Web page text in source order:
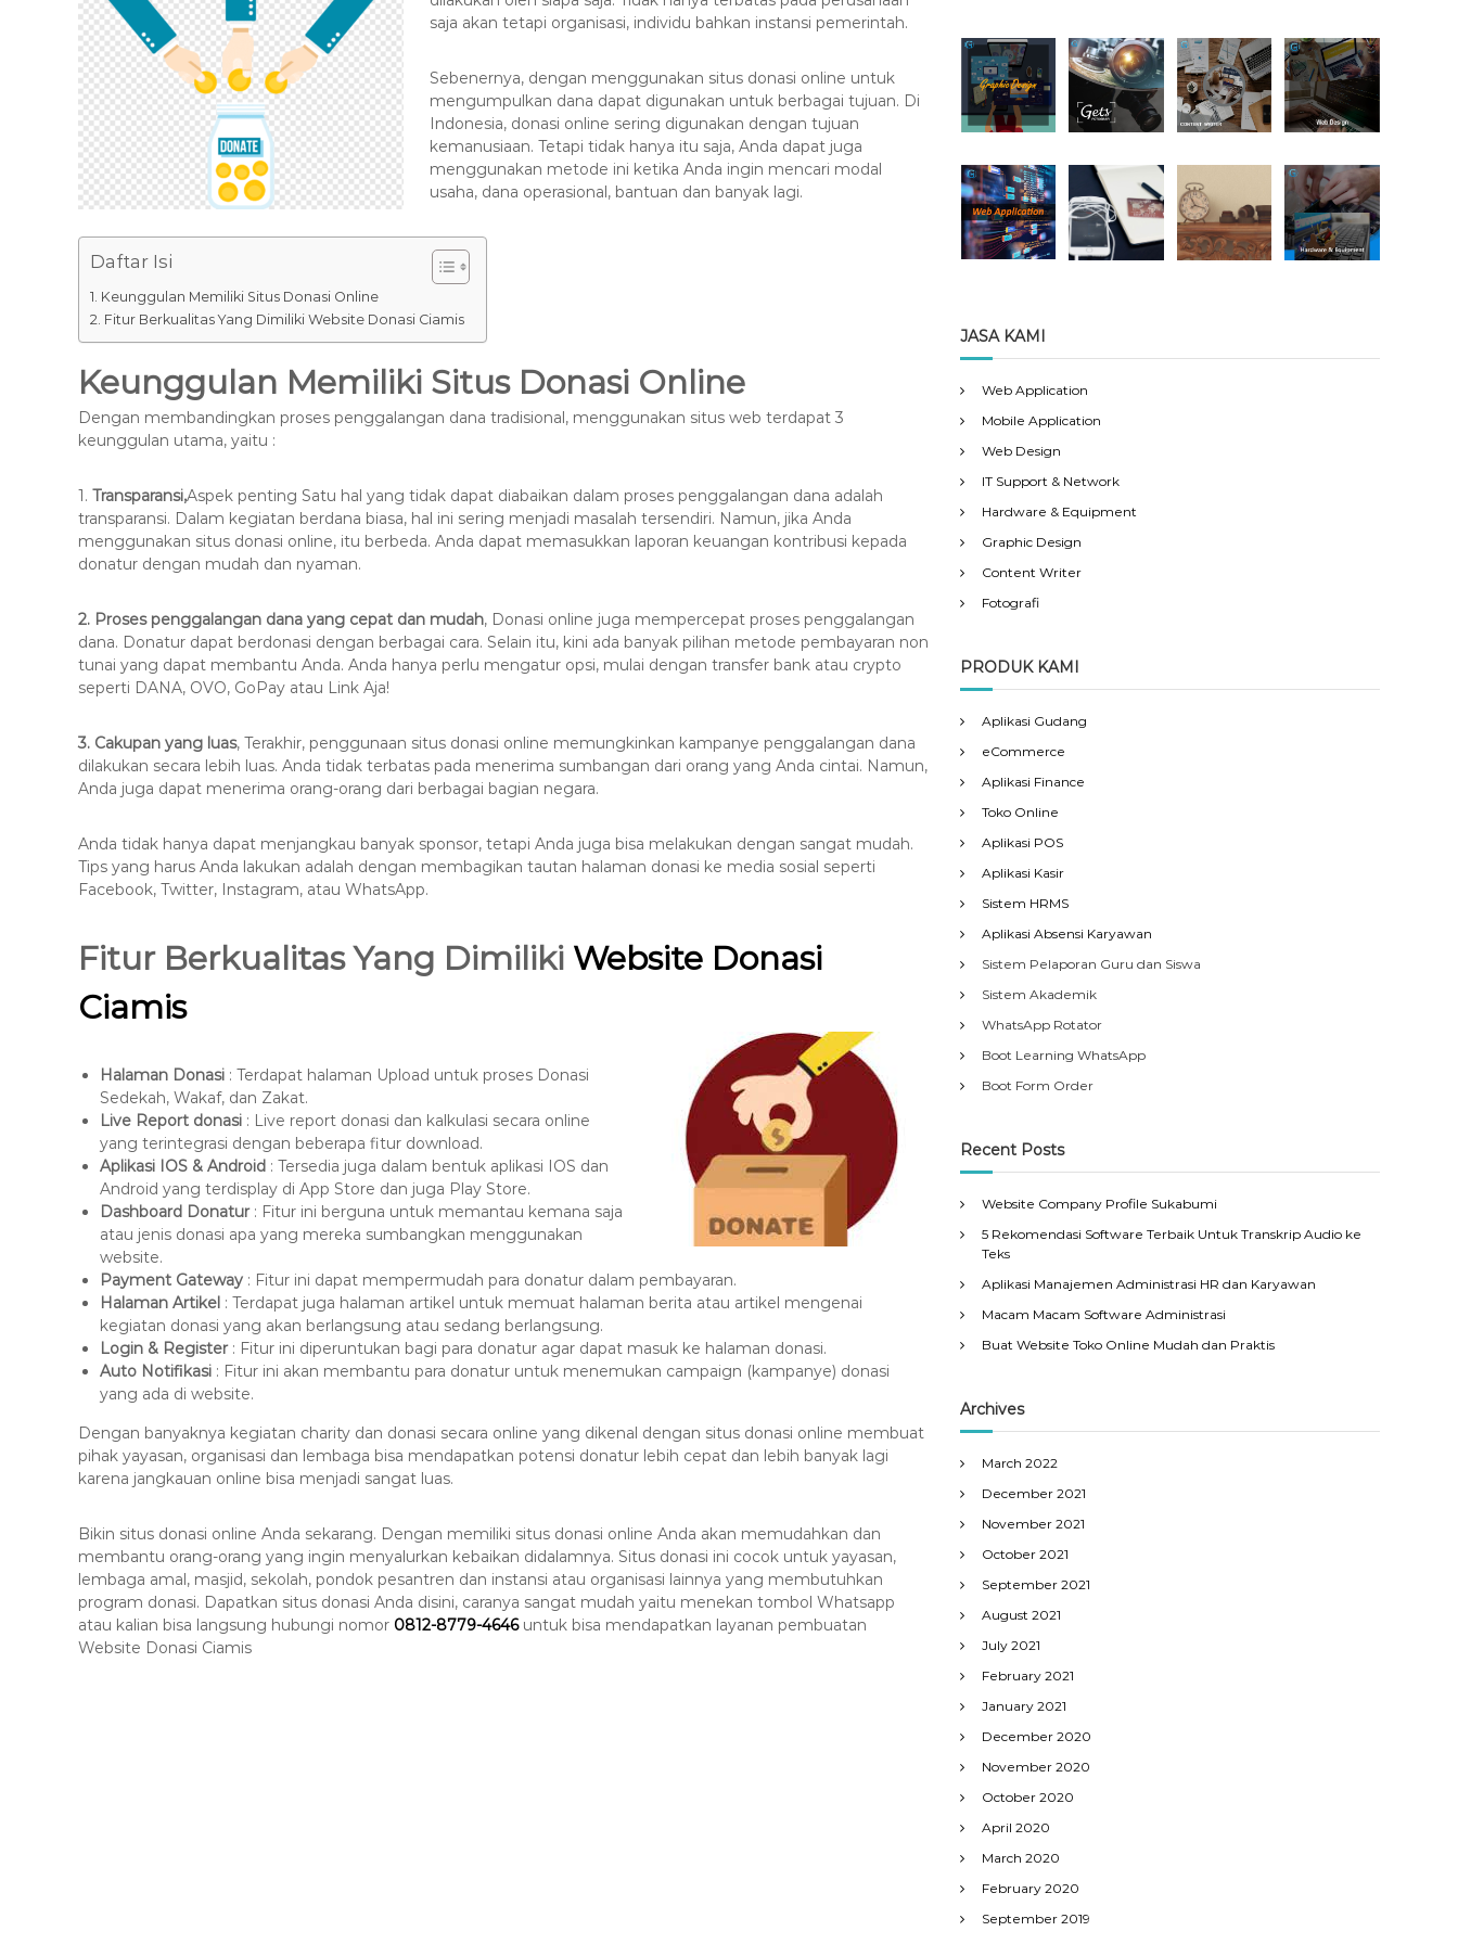
k
a
s
i
T
e
r
b
i
H
u
b
0
8
1
8
7
7
-
4
6
4
saja akan tetapi organisasi, individu bahkan instansi pemerintah.
Sebenernya, dengan menggunakan situs donasi online untuk
mengumpulkan dana dapat digunakan untuk berbagai tujuan. Di
Indonesia, donasi online sering digunakan dengan tujuan
kemanusiaan. Tetapi tidak hanya itu saja, Anda dapat juga
menggunakan metode ini ketika Anda ingin mencari modal
usaha, dana operasional, bantuan dan banyak lagi.
Daftar Isi
Keunggulan Memiliki Situs Donasi Online
Fitur Berkualitas Yang Dimiliki Website Donasi Ciamis
Keunggulan Memiliki Situs Donasi Online
Dengan membandingkan proses penggalangan dana tradisional, menggunakan situs web terdapat 3
keunggulan utama, yaitu :
1. Transparansi,Aspek penting Satu hal yang tidak dapat diabaikan dalam proses penggalangan dana adalah
transparansi. Dalam kegiatan berdana biasa, hal ini sering menjadi masalah tersendiri. Namun, jika Anda
menggunakan situs donasi online, itu berbeda. Anda dapat memasukkan laporan keuangan kontribusi kepada
donatur dengan mudah dan nyaman.
2. Proses penggalangan dana yang cepat dan mudah, Donasi online juga mempercepat proses penggalangan
dana. Donatur dapat berdonasi dengan berbagai cara. Selain itu, kini ada banyak pilihan metode pembayaran non
tunai yang dapat membantu Anda. Anda hanya perlu mengatur opsi, mulai dengan transfer bank atau crypto
seperti DANA, OVO, GoPay atau Link Aja!
3. Cakupan yang luas, Terakhir, penggunaan situs donasi online memungkinkan kampanye penggalangan dana
dilakukan secara lebih luas. Anda tidak terbatas pada menerima sumbangan dari orang yang Anda cintai. Namun,
Anda juga dapat menerima orang-orang dari berbagai bagian negara.
Anda tidak hanya dapat menjangkau banyak sponsor, tetapi Anda juga bisa melakukan dengan sangat mudah.
Tips yang harus Anda lakukan adalah dengan membagikan tautan halaman donasi ke media sosial seperti
Facebook, Twitter, Instagram, atau WhatsApp.
Fitur Berkualitas Yang Dimiliki Website Donasi
Ciamis
Halaman Donasi : Terdapat halaman Upload untuk proses Donasi
Sedekah, Wakaf, dan Zakat.
Live Report donasi : Live report donasi dan kalkulasi secara online
yang terintegrasi dengan beberapa fitur download.
Aplikasi IOS & Android : Tersedia juga dalam bentuk aplikasi IOS dan
Android yang terdisplay di App Store dan juga Play Store.
Dashboard Donatur: Fitur ini berguna untuk memantau kemana saja
atau jenis donasi apa yang mereka sumbangkan menggunakan
website.
Payment Gateway : Fitur ini dapat mempermudah para donatur dalam pembayaran.
Halaman Artikel : Terdapat juga halaman artikel untuk memuat halaman berita atau artikel mengenai
kegiatan donasi yang akan berlangsung atau sedang berlangsung.
Login & Register: Fitur ini diperuntukan bagi para donatur agar dapat masuk ke halaman donasi.
Auto Notifikasi : Fitur ini akan membantu para donatur untuk menemukan campaign (kampanye) donasi
yang ada di website.
Dengan banyaknya kegiatan charity dan donasi secara online yang dikenal dengan situs donasi online membuat
pihak yayasan, organisasi dan lembaga bisa mendapatkan potensi donatur lebih cepat dan lebih banyak lagi
karena jangkauan online bisa menjadi sangat luas.
Bikin situs donasi online Anda sekarang. Dengan memiliki situs donasi online Anda akan memudahkan dan
membantu orang-orang yang ingin menyalurkan kebaikan didalamnya. Situs donasi ini cocok untuk yayasan,
lembaga amal, masjid, sekolah, pondok pesantren dan instansi atau organisasi lainnya yang membutuhkan
program donasi. Dapatkan situs donasi Anda disini, caranya sangat mudah yaitu menekan tombol Whatsapp
atau kalian bisa langsung hubungi nomor 0812-8779-4646untuk bisa mendapatkan layanan pembuatan
Website Donasi Ciamis
JASA KAMI
Web Application
Mobile Application
Web Design
IT Support & Network
Hardware & Equipment
Graphic Design
Content Writer
Fotografi
PRODUK KAMI
Aplikasi Gudang
eCommerce
Aplikasi Finance
Toko Online
Aplikasi POS
Aplikasi Kasir
Sistem HRMS
Aplikasi Absensi Karyawan
Sistem Pelaporan Guru dan Siswa
Sistem Akademik
WhatsApp Rotator
Boot Learning WhatsApp
Boot Form Order
Recent Posts
Website Company Profile Sukabumi
5 Rekomendasi Software Terbaik Untuk Transkrip Audio ke
Teks
Aplikasi Manajemen Administrasi HR dan Karyawan
Macam Macam Software Administrasi
Buat Website Toko Online Mudah dan Praktis
Archives
March 2022
December 2021
November 2021
October 2021
September 2021
August 2021
July 2021
February 2021
January 2021
December 2020
November 2020
October 2020
April 2020
March 2020
February 2020
September 2019